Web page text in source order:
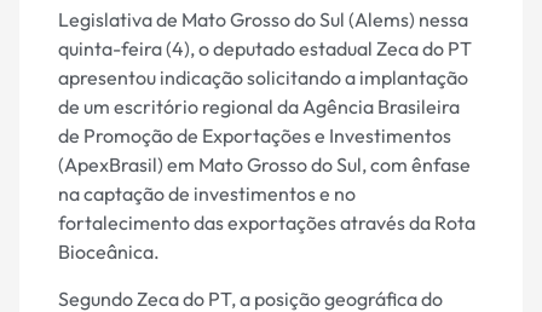
Legislativa de Mato Grosso do Sul (Alems) nessa
quinta-feira (4), o deputado estadual Zeca do PT
apresentou indicação solicitando a implantação
de um escritório regional da Agência Brasileira
de Promoção de Exportações e Investimentos
(ApexBrasil) em Mato Grosso do Sul, com ênfase
na captação de investimentos e no
fortalecimento das exportações através da Rota
Bioceânica.
Segundo Zeca do PT, a posição geográfica do